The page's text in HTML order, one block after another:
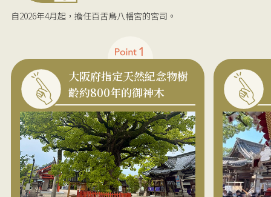
自2026年4月起，擔任百舌鳥八幡宮的宮司。
大阪府指定天然紀念物樹
齡約800年的御神木